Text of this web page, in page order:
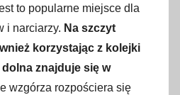
to popularne miejsce dla
i narciarzy. Na szczyt
korzystając z kolejki
znajduje się w
wzgórza rozpościera się